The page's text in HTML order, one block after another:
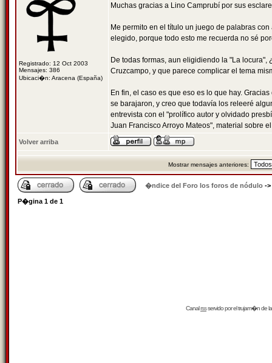
Registrado: 12 Oct 2003
Mensajes: 386
Ubicaci�n: Aracena (España)
Muchas gracias a Lino Camprubí por sus
Me permito en el título un juego de palabras
elegido, porque todo esto me recuerda no sé
De todas formas, aun eligidiendo la "La
Cruzcampo, y que parece complicar el tema
En fin, el caso es que eso es lo que hay.
se barajaron, y creo que todavía los releeré
entrevista con el "prolífico autor y olvidado
Juan Francisco Arroyo Mateos", material sobre
Volver arriba
Mostrar mensajes anteriores:
�ndice del Foro los foros de nódulo ->
P�gina 1 de 1
Canalrssservido por eltrujam�nde